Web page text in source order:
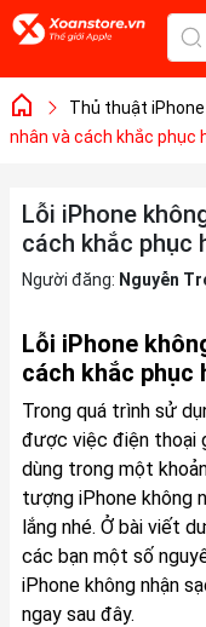
Thủ thuật iPhone
nhân và cách khắc phục
Lỗi iPhone
cách khắc phục
Người đăng: Nguyễn
Lỗi iPhone
cách khắc phục
Trong quá trình sử
được việc điện thoại
dùng trong một
tượng iPhone không
lắng nhé. Ở bài viết
các bạn một số
iPhone không nhận
ngay sau đây.